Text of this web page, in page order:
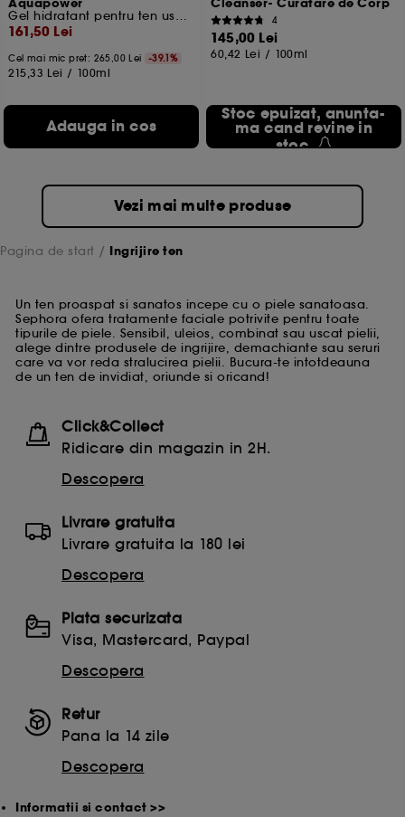
Aquapower
Gel hidratant pentru ten uscat
161,50 Lei
Cel mai mic pret: 265,00 Lei -39.1%
215,33 Lei / 100ml
Adauga in cos
Cleanser- Curatare de Corp
4
145,00 Lei
60,42 Lei / 100ml
Stoc epuizat, anunta-
ma cand revine in
stoc
Vezi mai multe produse
Pagina de start Ingrijire ten
Un ten proaspat si sanatos incepe cu o piele sanatoasa.
Sephora ofera tratamente faciale potrivite pentru toate
tipurile de piele. Sensibil, uleios, combinat sau uscat pielii,
alege dintre produsele de ingrijire, demachiante sau seruri
care va vor reda stralucirea pielii. Bucura-te intotdeauna
de un ten de invidiat, oriunde si oricand!
Click&Collect
Ridicare din magazin in 2H.
Descopera
Livrare gratuita
Livrare gratuita la 180 lei
Descopera
Plata securizata
Visa, Mastercard, Paypal
Descopera
Retur
Pana la 14 zile
Descopera
Informatii si contact >>